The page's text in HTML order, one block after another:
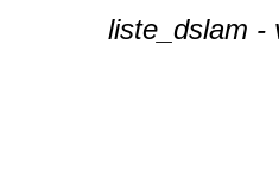
liste_dslam -